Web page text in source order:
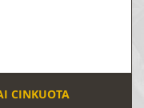
CINKUOTA